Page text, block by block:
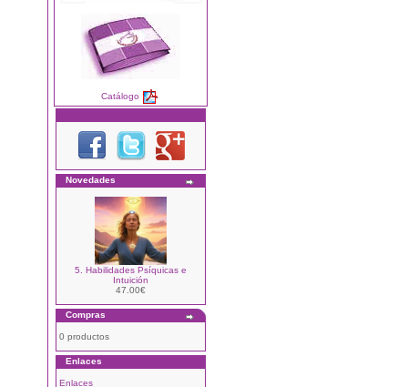
Catálogo
Novedades
5. Habilidades Psíquicas e
Intuición
47.00€
Compras
0 productos
Enlaces
Enlaces